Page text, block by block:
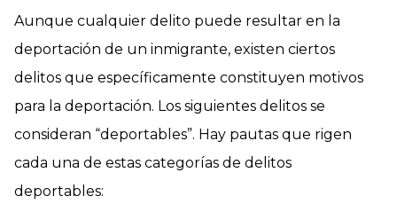
Aunque cualquier delito puede resultar en la
deportación de un inmigrante, existen ciertos
delitos que específicamente constituyen motivos
para la deportación. Los siguientes delitos se
consideran “deportables”. Hay pautas que rigen
cada una de estas categorías de delitos
deportables: